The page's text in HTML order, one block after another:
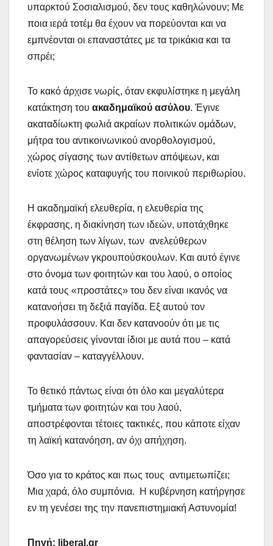
υπαρκτού Σοσιαλισμού, δεν τους καθηλώνουν; Με
ποια ιερά τοτέμ θα έχουν να πορεύονται και να
εμπνέονται οι επαναστάτες με τα τρικάκια και τα
σπρέι;
Το κακό άρχισε νωρίς, όταν εκφυλίστηκε η μεγάλη
κατάκτηση του ακαδημαϊκού ασύλου. Έγινε
ακαταδίωκτη φωλιά ακραίων πολιτικών ομάδων,
μήτρα του αντικοινωνικού ανορθολογισμού,
χώρος σίγασης των αντίθετων απόψεων, και
ενίοτε χώρος καταφυγής του ποινικού περιθωρίου.
Η ακαδημαϊκή ελευθερία, η ελευθερία της
έκφρασης, η διακίνηση των ιδεών, υποτάχθηκε
στη θέληση των λίγων, των ανελεύθερων
οργανωμένων γκρουπούσκουλων. Και αυτό έγινε
στο όνομα των φοιτητών και του λαού, ο οποίος
κατά τους «προστάτες» του δεν είναι ικανός να
κατανοήσει τη δεξιά παγίδα. Εξ αυτού τον
προφυλάσσουν. Και δεν κατανοούν ότι με τις
απαγορεύσεις γίνονται ίδιοι με αυτά που – κατά
φαντασίαν – καταγγέλλουν.
Το θετικό πάντως είναι ότι όλο και μεγαλύτερα
τμήματα των φοιτητών και του λαού,
αποστρέφονται τέτοιες τακτικές, που κάποτε είχαν
τη λαϊκή κατανόηση, αν όχι απήχηση.
Όσο για το κράτος και πως τους αντιμετωπίζει;
Μια χαρά, όλο συμπόνια. Η κυβέρνηση κατήργησε
εν τη γενέσει της την πανεπιστημιακή Αστυνομία!
Πηγή: liberal .gr